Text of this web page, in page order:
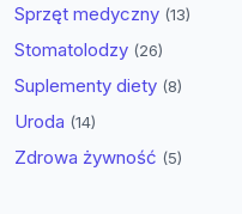
Sprzęt medyczny (13)
Stomatolodzy (26)
Suplementy diety (8)
Uroda (14)
Zdrowa żywność (5)